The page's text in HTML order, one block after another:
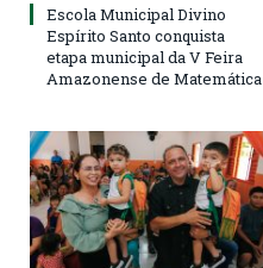
Escola Municipal Divino
Espírito Santo conquista
etapa municipal da V Feira
Amazonense de Matemática